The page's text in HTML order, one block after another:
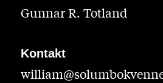
Gunnar R. Totland
Kontakt